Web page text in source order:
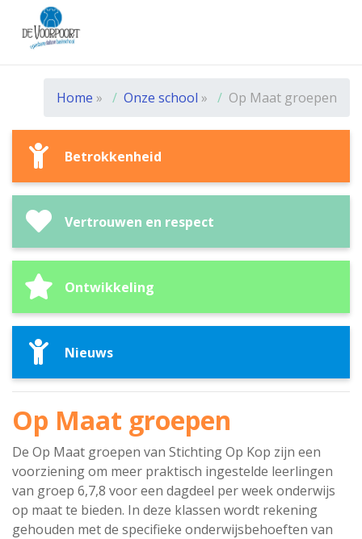
Home » Onze school » Op Maat groepen
Betrokkenheid
Vertrouwen en respect
Ontwikkeling
Nieuws
Op Maat groepen
De Op Maat groepen van Stichting Op Kop zijn een
voorziening om meer praktisch ingestelde leerlingen
van groep 6,7,8 voor een dagdeel per week onderwijs
op maat te bieden. In deze klassen wordt rekening
gehouden met de specifieke onderwijsbehoeften van